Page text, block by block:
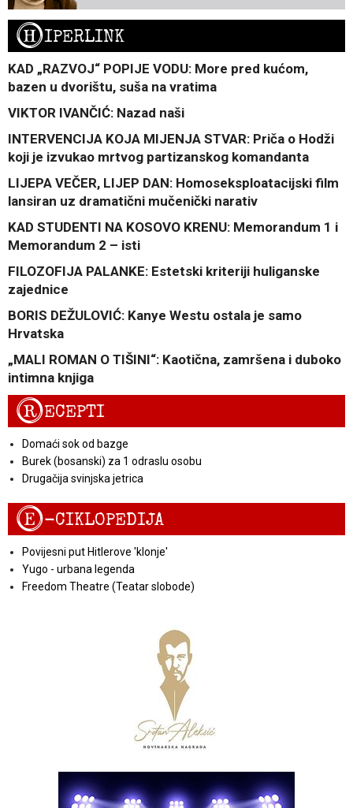
HIPERLINK
KAD „RAZVOJ“ POPIJE VODU: More pred kućom,
bazen u dvorištu, suša na vratima
VIKTOR IVANČIĆ: Nazad naši
INTERVENCIJA KOJA MIJENJA STVAR: Priča o Hodži
koji je izvukao mrtvog partizanskog komandanta
LIJEPA VEČER, LIJEP DAN: Homoseksploatacijski film
lansiran uz dramatični mučenički narativ
KAD STUDENTI NA KOSOVO KRENU: Memorandum 1 i
Memorandum 2 – isti
FILOZOFIJA PALANKE: Estetski kriteriji huliganske
zajednice
BORIS DEŽULOVIĆ: Kanye Westu ostala je samo
Hrvatska
„MALI ROMAN O TIŠINI“: Kaotična, zamršena i duboko
intimna knjiga
RECEPTI
Domaći sok od bazge
Burek (bosanski) za 1 odraslu osobu
Drugačija svinjska jetrica
E-CIKLOPEDIJA
Povijesni put Hitlerove 'klonje'
Yugo - urbana legenda
Freedom Theatre (Teatar slobode)